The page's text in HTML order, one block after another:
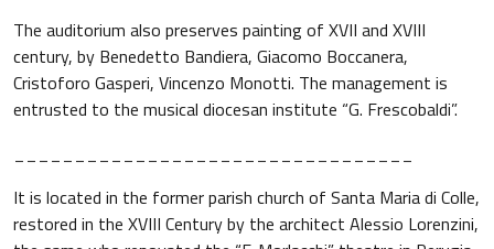
The auditorium also preserves painting of XVII and XVIII
century, by Benedetto Bandiera, Giacomo Boccanera,
Cristoforo Gasperi, Vincenzo Monotti. The management is
entrusted to the musical diocesan institute “G. Frescobaldi”.
It is located in the former parish church of Santa Maria di Colle,
restored in the XVIII Century by the architect Alessio Lorenzini,